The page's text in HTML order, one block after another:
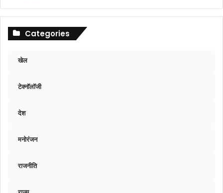
Categories
खेल
टेक्नॉलॉजी
देश
मनोरंजन
राजनीति